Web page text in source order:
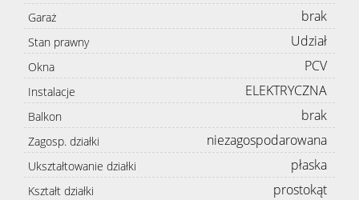
Garaż brak
Stan prawny Udział
Okna PCV
Instalacje ELEKTRYCZNA
Balkon brak
Zagosp. działki niezagospodarowana
Ukształtowanie działki płaska
Kształt działki prostokąt